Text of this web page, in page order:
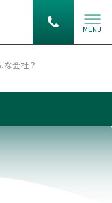
MENU
な会社？